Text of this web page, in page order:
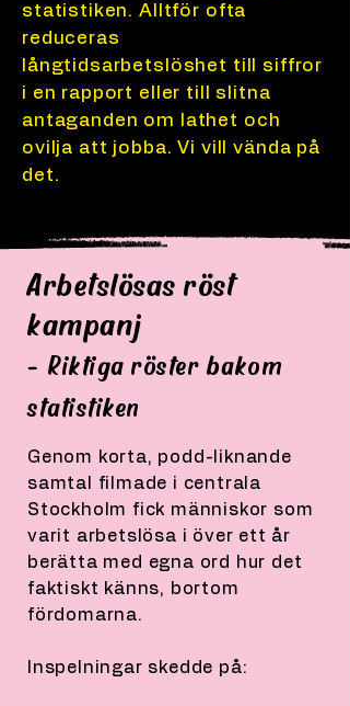
statistiken. Alltför ofta
reduceras
långtidsarbetslöshet till siffror
i en rapport eller till slitna
antaganden om lathet och
ovilja att jobba. Vi vill vända på
det.
Arbetslösas röst
kampanj
- Riktiga röster bakom
statistiken
Genom korta, podd-liknande
samtal filmade i centrala
Stockholm fick människor som
varit arbetslösa i över ett år
berätta med egna ord hur det
faktiskt känns, bortom
fördomarna.
Inspelningar skedde på: